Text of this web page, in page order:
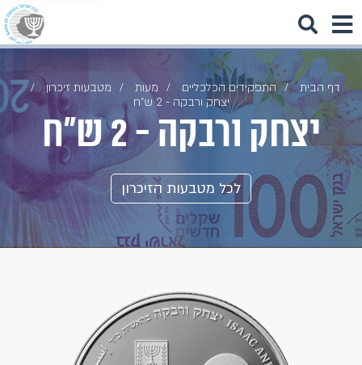
דף הבית התפקידים הכלכליים מעות
מטבעות זיכרון
יצחק ורבקה - 2 ש"ח
יצחק ורבקה - 2 ש"ח
לכל מטבעות הזיכרון